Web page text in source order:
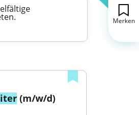
(m/w/d)
Merken